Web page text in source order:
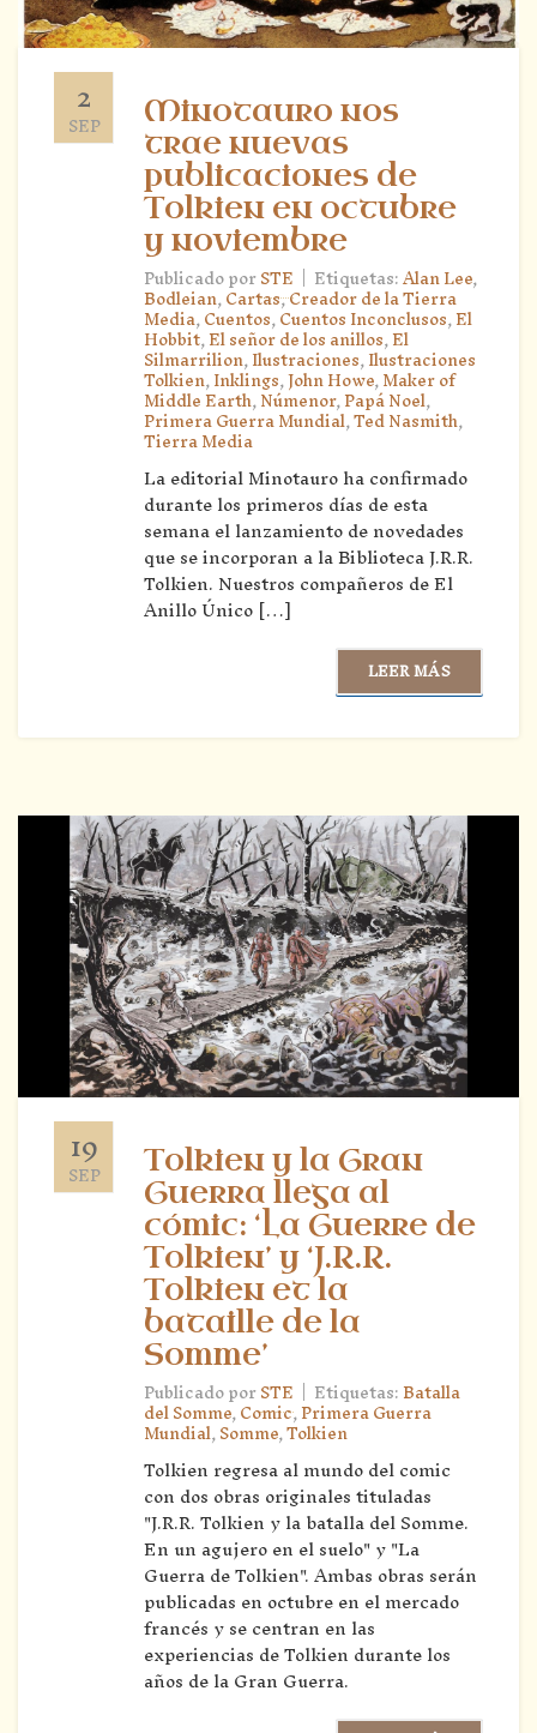
2
SEP
Minotauro nos
trae nuevas
publicaciones de
Tolkien en octubre
y noviembre
Publicado porSTE | Etiquetas:Alan Lee,
Bodleian,Cartas,Creador de la Tierra
Media,Cuentos,Cuentos Inconclusos,El
Hobbit,El señor de los anillos,El
Silmarrilion,Ilustraciones,Ilustraciones
Tolkien,Inklings,John Howe,Maker of
Middle Earth,Númenor,Papá Noel,
Primera Guerra Mundial,Ted Nasmith,
Tierra Media
La editorial Minotauro ha confirmado
durante los primeros días de esta
semana el lanzamiento de novedades
que se incorporan a la Biblioteca J.R.R.
Tolkien. Nuestros compañeros de El
Anillo Único […]
LEER MÁS
19
SEP
Tolkien y la Gran
Guerra llega al
cómic: ‘La Guerre de
Tolkien’ y ‘J.R.R.
Tolkien et la
bataille de la
Somme’
Publicado porSTE | Etiquetas:Batalla
del Somme,Comic,Primera Guerra
Mundial,Somme,Tolkien
Tolkien regresa al mundo del comic
con dos obras originales tituladas
"J.R.R. Tolkien y la batalla del Somme.
En un agujero en el suelo" y "La
Guerra de Tolkien". Ambas obras serán
publicadas en octubre en el mercado
francés y se centran en las
experiencias de Tolkien durante los
años de la Gran Guerra.